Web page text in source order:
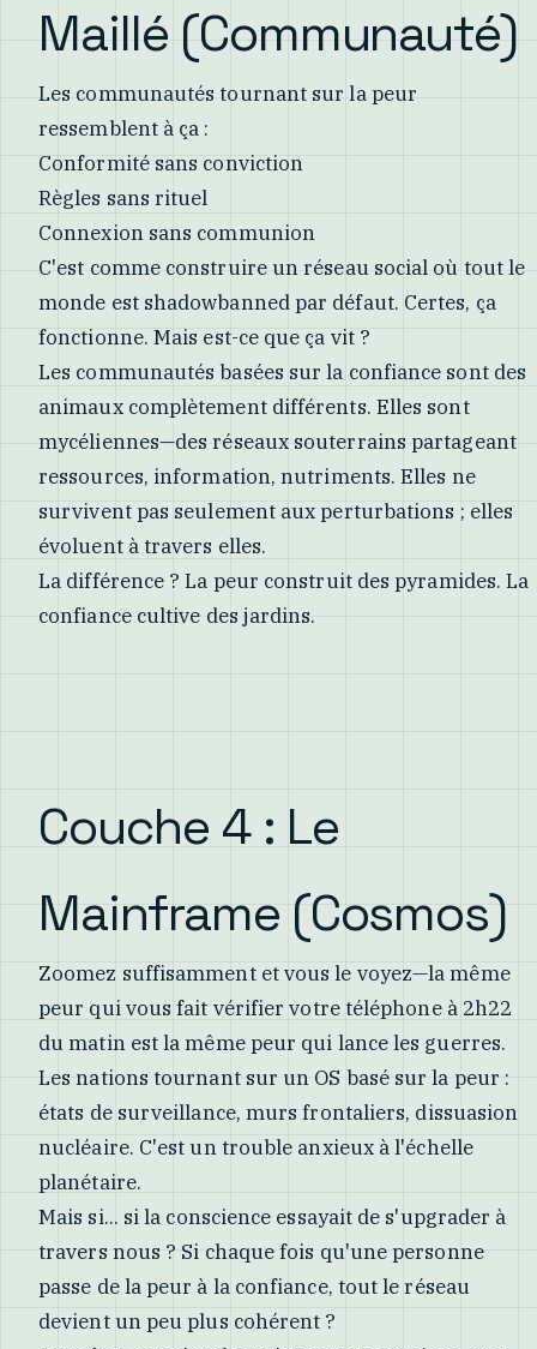
Maillé (Communauté)
Les communautés tournant sur la peur
ressemblent à ça :
Conformité sans conviction
Règles sans rituel
Connexion sans communion
C'est comme construire un réseau social où tout le
monde est shadowbanned par défaut. Certes, ça
fonctionne. Mais est-ce que ça vit ?
Les communautés basées sur la confiance sont des
animaux complètement différents. Elles sont
mycéliennes—des réseaux souterrains partageant
ressources, information, nutriments. Elles ne
survivent pas seulement aux perturbations ; elles
évoluent à travers elles.
La différence ? La peur construit des pyramides. La
confiance cultive des jardins.
Couche 4 : Le
Mainframe (Cosmos)
Zoomez suffisamment et vous le voyez—la même
peur qui vous fait vérifier votre téléphone à 2h22
du matin est la même peur qui lance les guerres.
Les nations tournant sur un OS basé sur la peur :
états de surveillance, murs frontaliers, dissuasion
nucléaire. C'est un trouble anxieux à l'échelle
planétaire.
Mais si... si la conscience essayait de s'upgrader à
travers nous ? Si chaque fois qu'une personne
passe de la peur à la confiance, tout le réseau
devient un peu plus cohérent ?